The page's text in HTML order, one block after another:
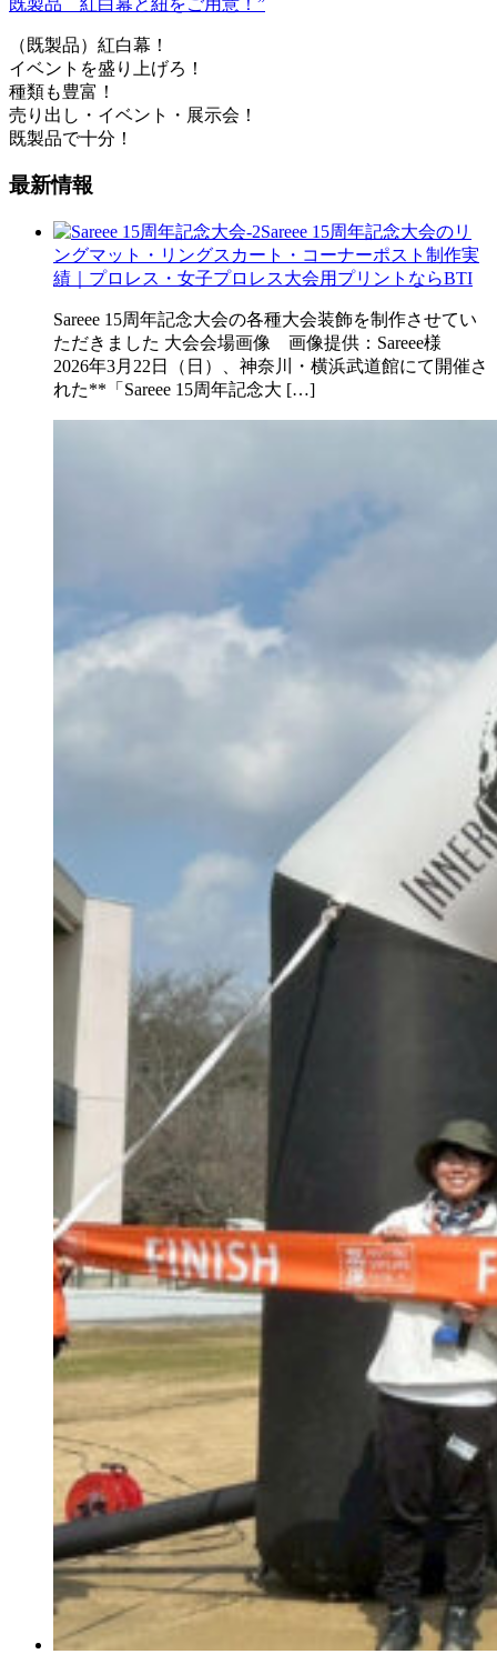
（既製品）紅白幕！
イベントを盛り上げろ！
種類も豊富！
売り出し・イベント・展示会！
既製品で十分！
最新情報
Sareee 15周年記念大会のリ
ングマット・リングスカート・コーナーポスト制作実
績｜プロレス・女子プロレス大会用プリントならBTI
Sareee 15周年記念大会の各種大会装飾を制作させてい
ただきました 大会会場画像 画像提供：Sareee様
2026年3月22日（日）、神奈川・横浜武道館にて開催さ
れた**「Sareee 15周年記念大 […]